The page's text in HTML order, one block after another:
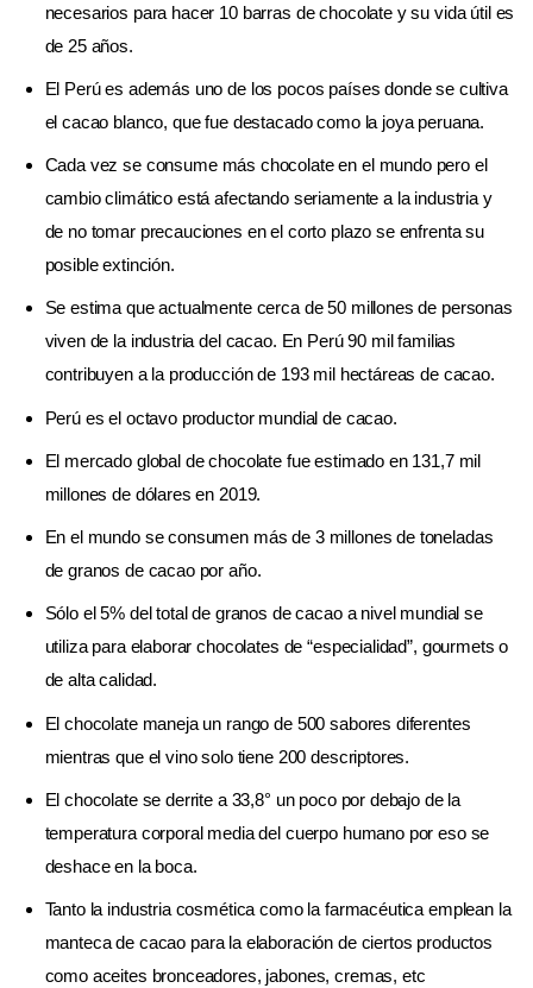
necesarios para hacer 10 barras de chocolate y su vida útil es
de 25 años.
El Perú es además uno de los pocos países donde se cultiva
el cacao blanco, que fue destacado como la joya peruana.
Cada vez se consume más chocolate en el mundo pero el
cambio climático está afectando seriamente a la industria y
de no tomar precauciones en el corto plazo se enfrenta su
posible extinción.
Se estima que actualmente cerca de 50 millones de personas
viven de la industria del cacao. En Perú 90 mil familias
contribuyen a la producción de 193 mil hectáreas de cacao.
Perú es el octavo productor mundial de cacao.
El mercado global de chocolate fue estimado en 131,7 mil
millones de dólares en 2019.
En el mundo se consumen más de 3 millones de toneladas
de granos de cacao por año.
Sólo el 5% del total de granos de cacao a nivel mundial se
utiliza para elaborar chocolates de “especialidad”, gourmets o
de alta calidad.
El chocolate maneja un rango de 500 sabores diferentes
mientras que el vino solo tiene 200 descriptores.
El chocolate se derrite a 33,8° un poco por debajo de la
temperatura corporal media del cuerpo humano por eso se
deshace en la boca.
Tanto la industria cosmética como la farmacéutica emplean la
manteca de cacao para la elaboración de ciertos productos
como aceites bronceadores, jabones, cremas, etc